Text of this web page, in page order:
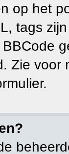
op het
tags
Zie voor